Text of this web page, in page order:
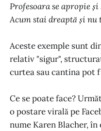
Profesoara se apropie și
Acum stai dreaptă și nu
Aceste exemple sunt
relativ "sigur",
curtea sau cantina pot
Ce se poate face?
o postare virală pe
nume Karen Blacher,